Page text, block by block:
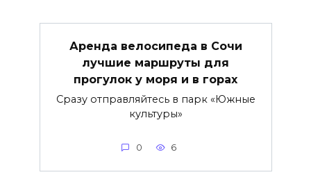
Аренда велосипеда в Сочи
лучшие маршруты для
прогулок у моря и в горах
Сразу отправляйтесь в парк «Южные
культуры»
0 6